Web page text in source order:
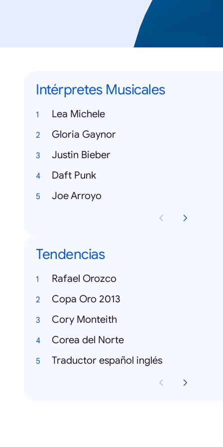
Intérpretes Musicales
Lea Michele
Gloria Gaynor
Justin Bieber
Daft Punk
Joe Arroyo
Tendencias
Rafael Orozco
Copa Oro 2013
Cory Monteith
Corea del Norte
Traductor español inglés